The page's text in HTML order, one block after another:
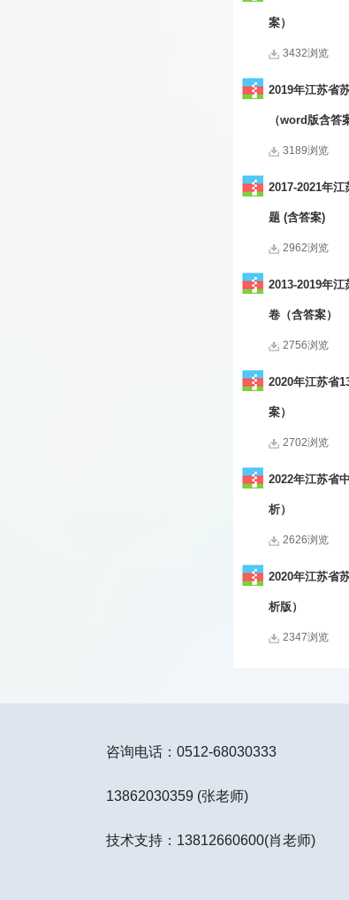
案）
3432浏览
2019年江苏省
（word版含答
3189浏览
2017-2021年
题 (含答案)
2962浏览
2013-2019年
卷（含答案）
2756浏览
2020年江苏省
案）
2702浏览
2022年江苏省
析）
2626浏览
2020年江苏省
析版）
2347浏览
咨询电话：0512-68030333
13862030359 (张老师)
技术支持：13812660600(肖老师)